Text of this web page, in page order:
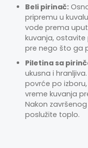
Beli pirinač:
pripremu u
vode prema
kuvanja,
pre nego što ga
Piletina sa
ukusna i
povrće po
vreme kuvanja
Nakon
poslužite toplo.